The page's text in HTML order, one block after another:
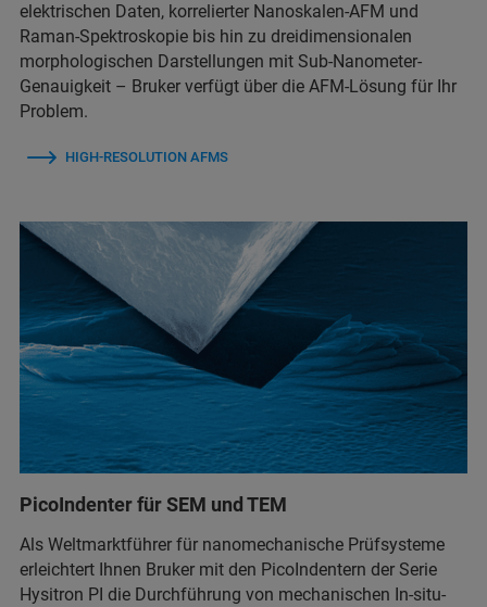
elektrischen Daten, korrelierter Nanoskalen-AFM und
Raman-Spektroskopie bis hin zu dreidimensionalen
morphologischen Darstellungen mit Sub-Nanometer-
Genauigkeit – Bruker verfügt über die AFM-Lösung für Ihr
Problem.
HIGH-RESOLUTION AFMS
PicoIndenter für SEM und TEM
Als Weltmarktführer für nanomechanische Prüfsysteme
erleichtert Ihnen Bruker mit den PicoIndentern der Serie
Hysitron PI die Durchführung von mechanischen In-situ-